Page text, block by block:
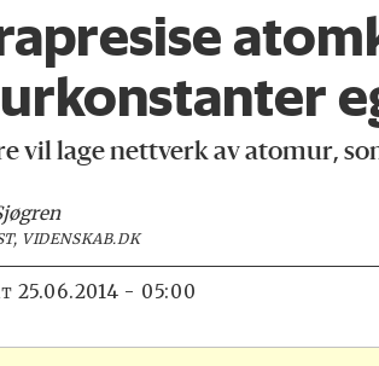
vil lage nettverk av atomur,
VIDENSKAB.DK
25.06.2014 - 05:00